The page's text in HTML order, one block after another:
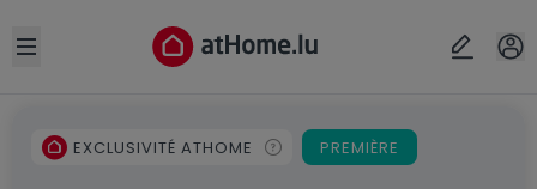
Open sidebar
EXCLUSIVITÉ ATHOME PREMIÈRE